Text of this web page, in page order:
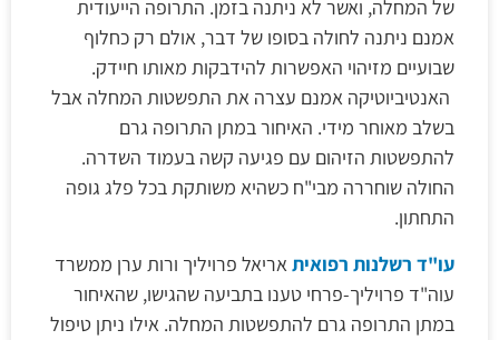
של המחלה, ואשר לא ניתנה בזמן. התרופה הייעודית
אמנם ניתנה לחולה בסופו של דבר, אולם רק כחלוף
שבועיים מזיהוי האפשרות להידבקות מאותו חיידק.
האנטיביוטיקה אמנם עצרה את התפשטות המחלה אבל
בשלב מאוחר מידי. האיחור במתן התרופה גרם
להתפשטות הזיהום עם פגיעה קשה בעמוד השדרה.
החולה שוחררה מבי"ח כשהיא משותקת בכל פלג גופה
התחתון.
עו"ד רשלנות רפואית אריאל פרויליך ורות ערן ממשרד
עוה"ד פרויליך-פרחי טענו בתביעה שהגישו, שהאיחור
במתן התרופה גרם להתפשטות המחלה. אילו ניתן טיפול